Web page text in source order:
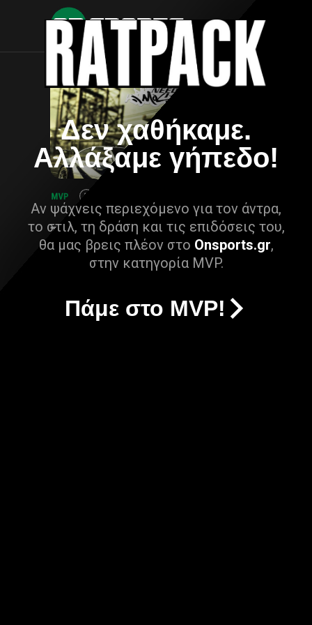
Δεν χαθήκαμε.
Αλλάξαμε γήπεδο!
Αν ψάχνεις περιεχόμενο για τον άντρα,
το στιλ, τη δράση και τις επιδόσεις του,
θα μας βρεις πλέον στο Onsports.gr,
στην κατηγορία MVP.
Πάμε στο MVP!